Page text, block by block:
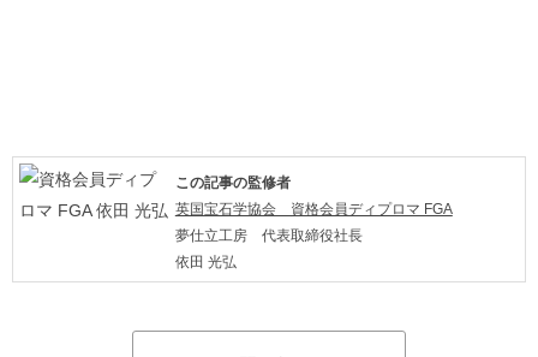
この記事の監修者
英国宝石学協会 資格会員ディプロマ FGA
夢仕立工房 代表取締役社長
依田 光弘